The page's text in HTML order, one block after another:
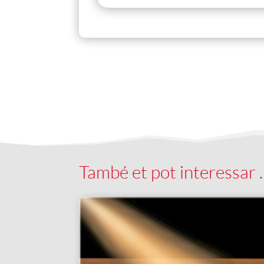
També et pot interessar